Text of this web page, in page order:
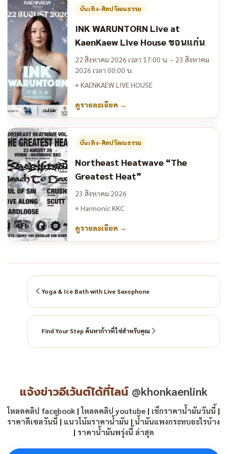
บันเทิง-ศิลปวัฒนธรรม
INK WARUNTORN Live at
KaenKaew Live House ขอนแก่น
22 สิงหาคม 2026 เวลา 17:00 น. – 23 สิงหาคม
2026 เวลา 00:00 น.
⌖KAENKAEW LIVE HOUSE
ดูรายละเอียด →
บันเทิง-ศิลปวัฒนธรรม
Northeast Heatwave “The
Greatest Heat”
23 สิงหาคม 2026
⌖Harmonic KKC
ดูรายละเอียด →
Yoga & Ice Bath with Live Saxophone
Find Your Step ค้นหาก้าวที่ใช่สำหรับคุณ
แจ้งข่าวอีเว้นต์ได้ที่ไลน์ @khonkaenlink
โหลดคลิป facebook |โหลดคลิป youtube | เช็กราคาน้ำมันวันนี้ |
ราคาดีเซลวันนี้ | แนวโน้มราคาน้ำมัน | น้ำมันแพงกระทบอะไรบ้าง
| ราคาน้ำมันพรุ่งนี้ ล่าสุด